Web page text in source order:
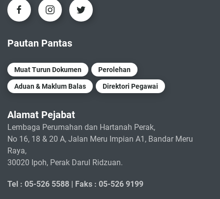
Pautan Pantas
Muat Turun Dokumen Perolehan
Aduan & Maklum Balas Direktori Pegawai
Alamat Pejabat
Lembaga Perumahan dan Hartanah Perak,
No 16, 18 & 20 A, Jalan Meru Impian A1, Bandar Meru
Raya,
30020 Ipoh, Perak Darul Ridzuan.
Tel : 05-526 5588 | Faks : 05-526 9199